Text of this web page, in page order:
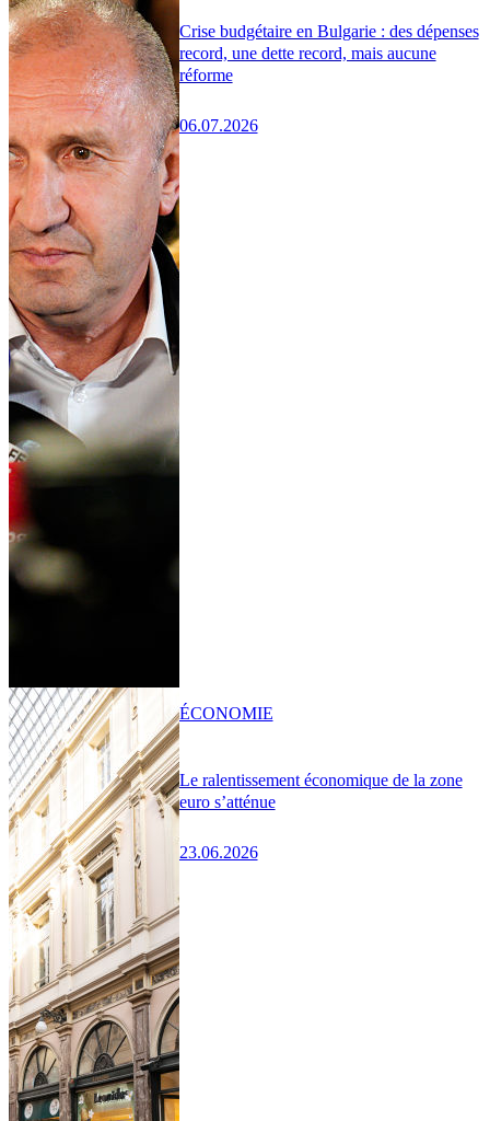
Crise budgétaire en Bulgarie : des dépenses
record, une dette record, mais aucune
réforme
06.07.2026
Le ralentissement économique de la zone
euro s’atténue
23.06.2026
ÉCONOMIE